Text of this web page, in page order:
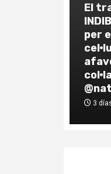
El
per
3